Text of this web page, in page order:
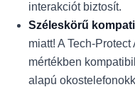
interakciót biztosít.
Széleskörű
miatt! A Tech-
mértékben
alapú